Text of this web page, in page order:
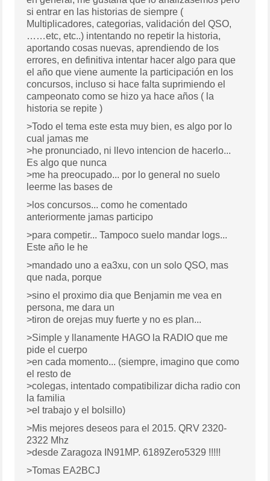
si entrar en las historias de siempre (
Multiplicadores, categorias, validación del QSO,
……etc, etc..) intentando no repetir la historia,
aportando cosas nuevas, aprendiendo de los
errores, en definitiva intentar hacer algo para que
el año que viene aumente la participación en los
concursos, incluso si hace falta suprimiendo el
campeonato como se hizo ya hace años ( la
historia se repite )
>Todo el tema este esta muy bien, es algo por lo
cual jamas me
>he pronunciado, ni llevo intencion de hacerlo...
Es algo que nunca
>me ha preocupado... por lo general no suelo
leerme las bases de
>los concursos... como he comentado
anteriormente jamas participo
>para competir... Tampoco suelo mandar logs...
Este año le he
>mandado uno a ea3xu, con un solo QSO, mas
que nada, porque
>sino el proximo dia que Benjamin me vea en
persona, me dara un
>tiron de orejas muy fuerte y no es plan...
>Simple y llanamente HAGO la RADIO que me
pide el cuerpo
>en cada momento... (siempre, imagino que como
el resto de
>colegas, intentado compatibilizar dicha radio con
la familia
>el trabajo y el bolsillo)
>Mis mejores deseos para el 2015. QRV 2320-
2322 Mhz
>desde Zaragoza IN91MP. 6189Zero5329 !!!!!
>Tomas EA2BCJ